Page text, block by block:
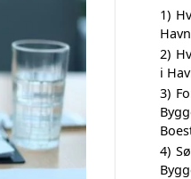
1)
2)
i
3)
4)